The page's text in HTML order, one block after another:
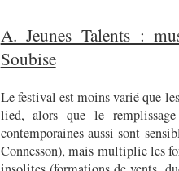
A. Jeunes Talents :
Soubise
Le festival est moins varié que
lied, alors que le
contemporaines aussi sont
Connesson), mais multiplie les